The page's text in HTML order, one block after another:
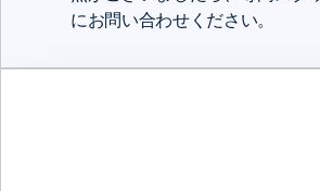
にお問い合わせください。